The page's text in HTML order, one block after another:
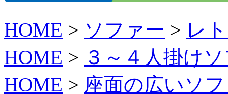
HOME > ソファー > レ
HOME > ３～４人掛け
HOME > 座面の広いソ